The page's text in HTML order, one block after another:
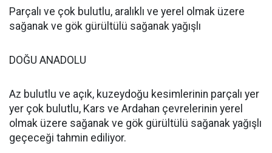
Parçalı ve çok bulutlu, aralıklı ve yerel olmak üzere
sağanak ve gök gürültülü sağanak yağışlı
DOĞU ANADOLU
Az bulutlu ve açık, kuzeydoğu kesimlerinin parçalı yer
yer çok bulutlu, Kars ve Ardahan çevrelerinin yerel
olmak üzere sağanak ve gök gürültülü sağanak yağışlı
geçeceği tahmin ediliyor.